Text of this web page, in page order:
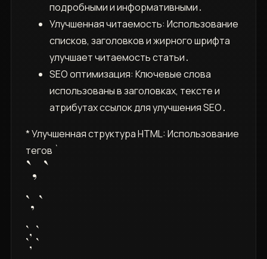
подробными и информативными․
Улучшенная читаемость: Использование
списков, заголовков и жирного шрифта
улучшает читаемость статьи․
SEO оптимизация: Ключевые слова
использованы в заголовках, тексте и
атрибутах ссылок для улучшения SEO․
* Улучшенная структура HTML: Использование
тегов `
`, `
`, `
`, `
`, `